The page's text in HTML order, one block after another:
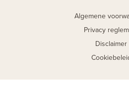
Algemene
Privacy
Disclaimer